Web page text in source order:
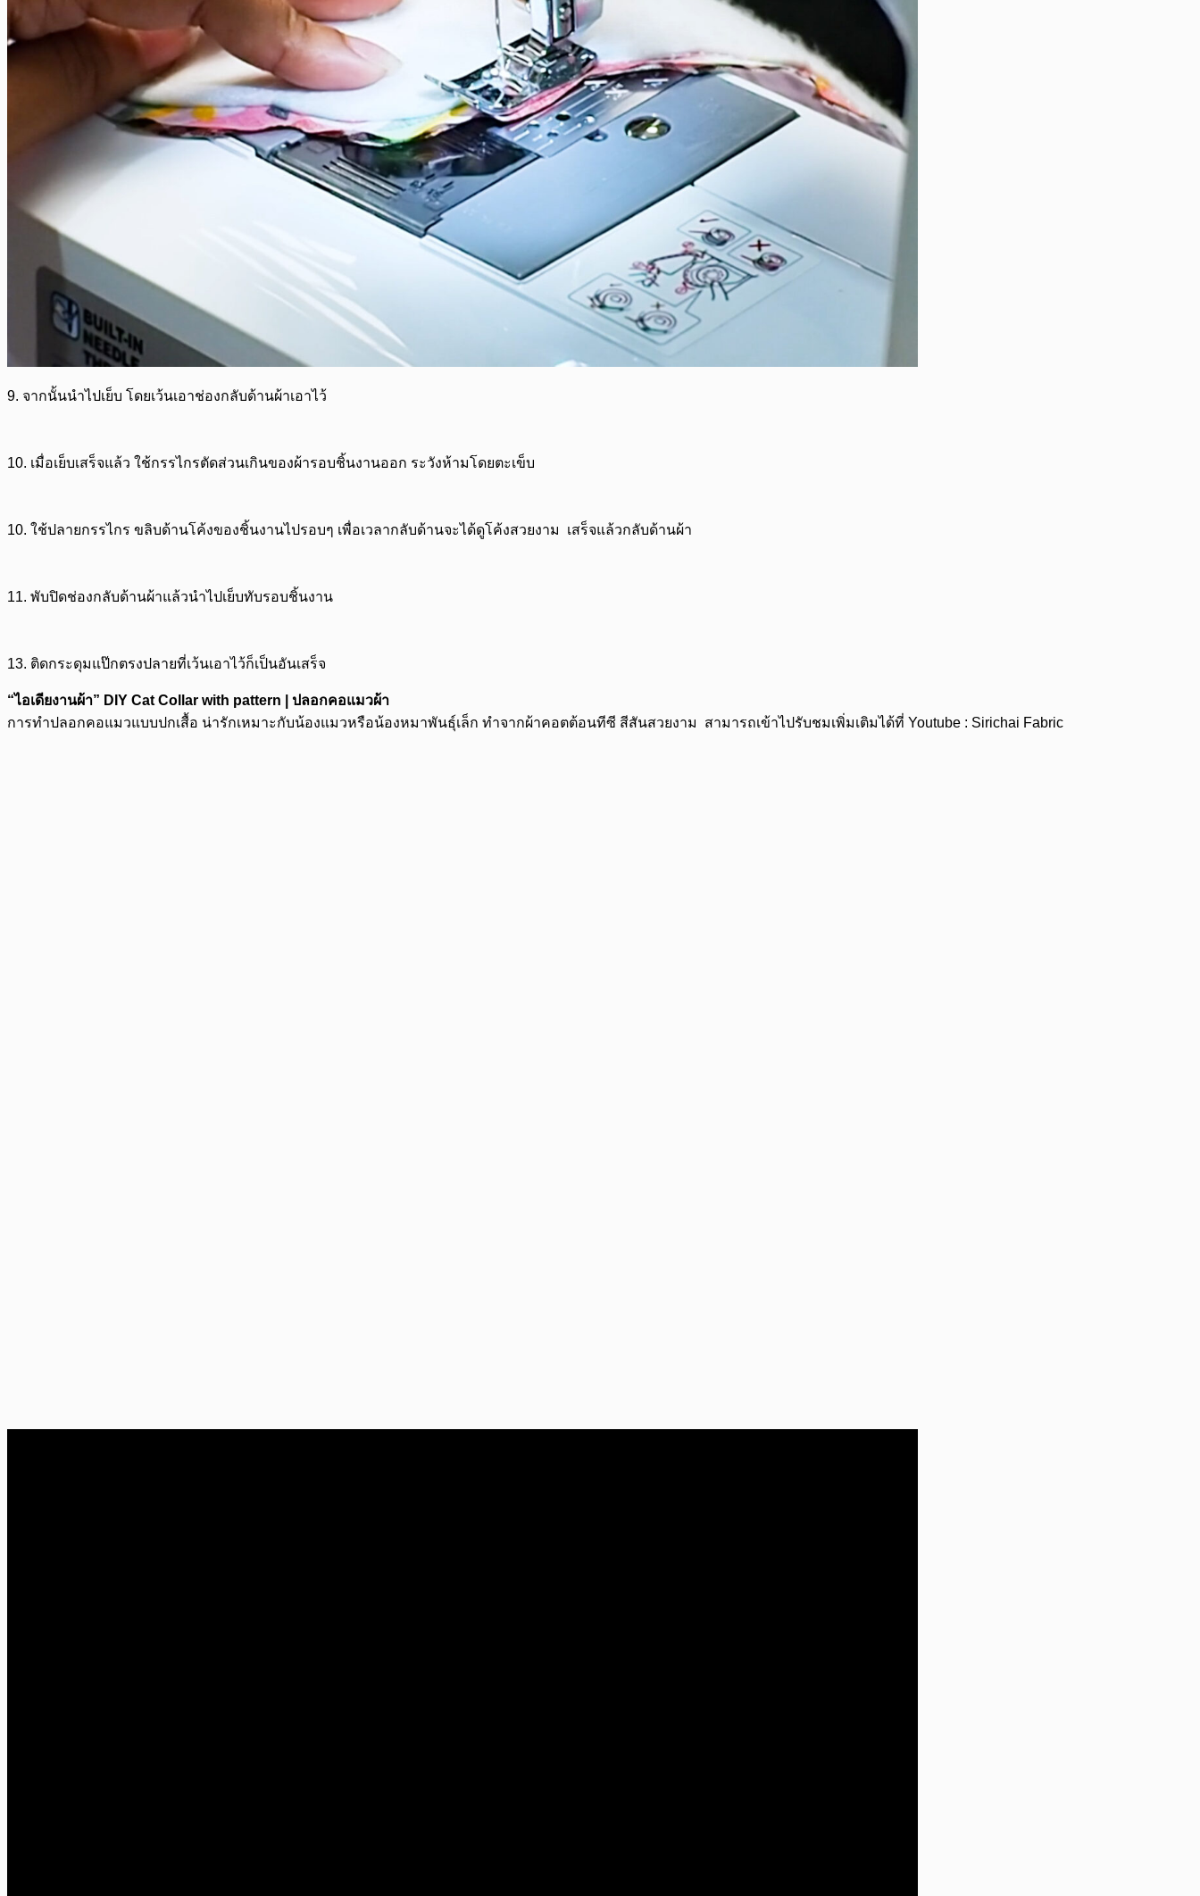
9. จากนั้นนำไปเย็บ โดยเว้นเอาช่องกลับด้านผ้าเอาไว้
10. เมื่อเย็บเสร็จแล้ว ใช้กรรไกรตัดส่วนเกินของผ้ารอบชิ้นงานออก ระวังห้ามโดยตะเข็บ
10. ใช้ปลายกรรไกร ขลิบด้านโค้งของชิ้นงานไปรอบๆ เพื่อเวลากลับด้านจะได้ดูโค้งสวยงาม เสร็จแล้วกลับด้านผ้า
11. พับปิดช่องกลับด้านผ้าแล้วนำไปเย็บทับรอบชิ้นงาน
13. ติดกระดุมแป๊กตรงปลายที่เว้นเอาไว้ก็เป็นอันเสร็จ
“ไอเดียงานผ้า” DIY Cat Collar with pattern | ปลอกคอแมวผ้า
การทำปลอกคอแมวแบบปกเสื้อ น่ารักเหมาะกับน้องแมวหรือน้องหมาพันธุ์เล็ก ทำจากผ้าคอตต้อนทีซี สีสันสวยงาม สามารถเข้าไปรับชมเพิ่มเติมได้ที่ Youtube : Sirichai Fabric